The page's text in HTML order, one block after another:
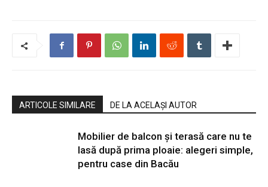
ARTICOLE SIMILARE DE LA ACELAȘI AUTOR
Mobilier de balcon și terasă care nu te
lasă după prima ploaie: alegeri simple,
pentru case din Bacău